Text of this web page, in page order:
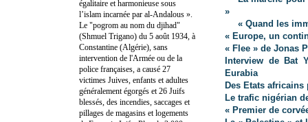
»
« Quand les
« Europe, un
« Flee » de Jonas
Interview de Bat
Eurabia
Des Etats
Le trafic nigérian
« Premier de
égalitaire et harmonieuse sous
l’islam incarnée par al-Andalous ».
Le "pogrom au nom du djihad"
(Shmuel Trigano) du 5 août 1934, à
Constantine (Algérie), sans
intervention de l'Armée ou de la
police françaises, a causé 27
victimes Juives, enfants et adultes
généralement égorgés et 26 Juifs
blessés, des incendies, saccages et
pillages de magasins et logements